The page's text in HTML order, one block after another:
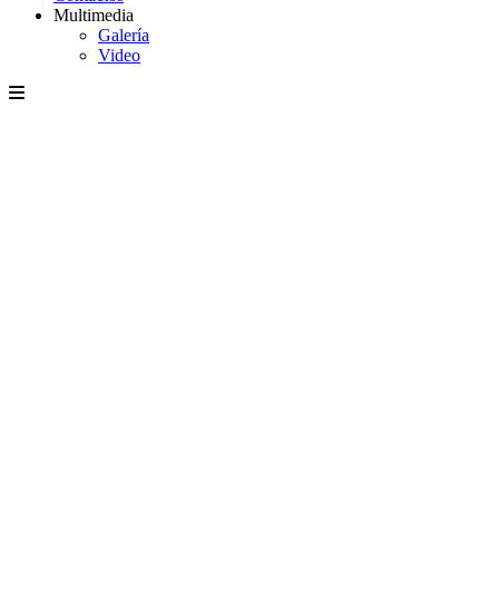
Multimedia
Galería
Video